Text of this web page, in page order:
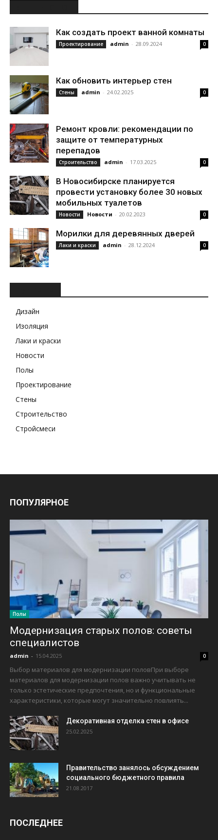
Как создать проект ванной комнаты
Проектирование admin - 28.09.2024 0
Как обновить интерьер стен
Стены admin - 24.02.2025 0
Ремонт кровли: рекомендации по
защите от температурных
перепадов
Строительство admin - 17.03.2025 0
В Новосибирске планируется
провести установку более 30 новых
мобильных туалетов
Новости Новости - 20.02.2023 0
Морилки для деревянных дверей
Лаки и краски admin - 28.12.2024 0
Дизайн
Изоляция
Лаки и краски
Новости
Полы
Проектирование
Стены
Строительство
Стройсмеси
ПОПУЛЯРНОЕ
Полы
Модернизация старых полов: советы
специалистов
admin - 15.04.2025 0
Выбор материалов для модернизации половПри выборе
материалов для модернизации полов важно учитывать не
только эстетические предпочтения, но и функциональные
характеристики, которые могут значительно повлиять...
Декоративная отделка стен в офисе
25.02.2025
Правительство занялось обсуждением
социального бюджетного правила
21.08.2017
ПОСЛЕДНЕЕ